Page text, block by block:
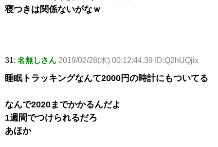
寝つきは関係ないがなｗ
31: 名無しさん 2019/02/28(木) 00:12:44.39 ID:Q2hUQjix
睡眠トラッキングなんて2000円の時計にもついてる
なんで2020までかかるんだよ
1週間でつけられるだろ
あほか